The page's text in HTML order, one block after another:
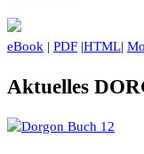
eBook | PDF |HTML|
Aktuelles